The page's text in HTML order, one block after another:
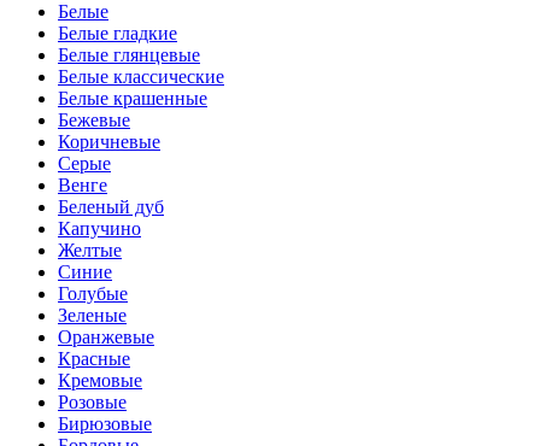
Белые
Белые гладкие
Белые глянцевые
Белые классические
Белые крашенные
Бежевые
Коричневые
Серые
Венге
Беленый дуб
Капучино
Желтые
Синие
Голубые
Зеленые
Оранжевые
Красные
Кремовые
Розовые
Бирюзовые